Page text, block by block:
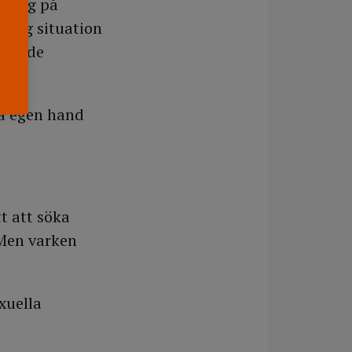
låg på
situation
de
egen hand
att söka
varken